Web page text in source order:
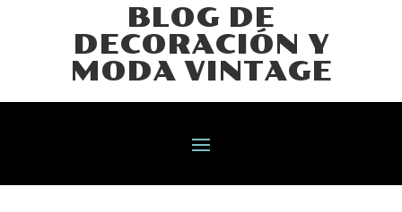
BLOG DE
DECORACIÓN Y
MODA VINTAGE